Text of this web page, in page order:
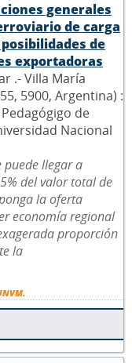
generales
de carga
de
exportadoras
.- Villa María
5900, Argentina) :
de
Nacional
puede llegar a
del valor total de
la oferta
economía regional
proporción
la